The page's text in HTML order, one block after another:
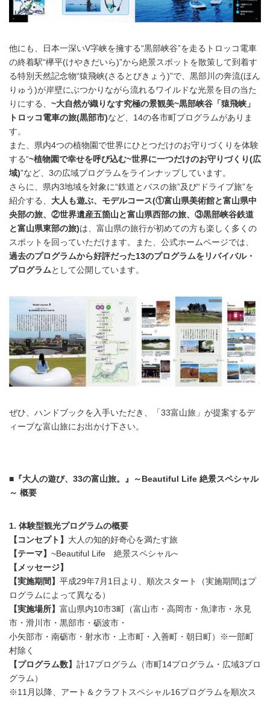
他にも、日本一深いV字峡を擁する“黒部峡谷”を走るトロッコ電車
の終着駅“欅平(けやきだいら)”から絶景スポットを散策して到着す
る特別天然記念物“猿飛峡(さるとびきょう)”で、黒部川の奔流(ほん
りゅう)が岸壁にぶつかりながら流れるワイルドな光景を目の当た
りにする、 ~大自然が織りなす究極の景観美~黒部峡谷「猿飛峡」
トロッコ電車の旅(黒部市)など、14の各市町プログラムがありま
す。
また、県内4つの植物園で世界にひとつだけのお守りづくりを体験
する“~植物園で幸せを呼び込む~世界に一つだけのお守りづくり(広
域)”など、3の広域プログラムをラインナップしています。
さらに、県内3地域を対象に“鉄道とバスの旅”及び“ドライブ旅”を
紹介する、 大人も遊ぶ、モデルコース(①富山県美術館と富山県中
央部の旅、②世界遺産五箇山と富山県西部の旅、③黒部峡谷鉄道
と富山県東部の旅)は、富山県の旅行が初めての方も楽しく多くの
スポットを回っていただけます。また、公式ホームページでは、
過去のプログラムから好評だった13のプログラムをリバイバル・
プログラム として公開しています。
ぜひ、ハンドブックを入手いただき、「33富山旅」が提案するデ
ィープな富山旅にお出かけ下さい。
■『大人の遊び、33の富山旅。』～Beautiful Life 絶景スペシャル
～ 概要
1. 体験型観光プログラムの概要
【コンセプト】 大人の知的好奇心を満たす旅
【テーマ】 ~Beautiful Life 絶景スペシャル~
【メッセージ】
【実施期間】 平成29年7月1日より、順次スタート（実施期間はプ
ログラムによって異なる）
【実施場所】 富山県内10市3町（富山市・高岡市・魚津市・氷見
市・滑川市・黒部市・砺波市・
小矢部市・南砺市・射水市・上市町・入善町・朝日町）※一部町
村除く
【プログラム数】 計17プログラム（市町14プログラム・広域3プロ
グラム）
※11月以降、アート＆クラフトスペシャル16プログラムを順次ス